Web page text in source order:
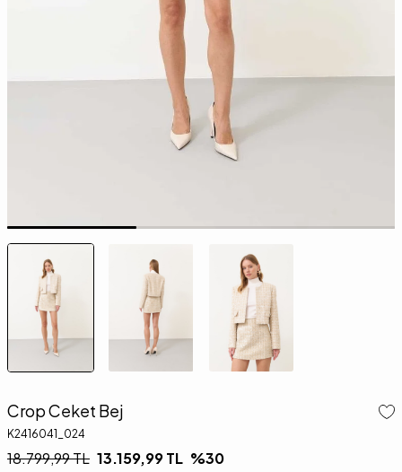
Crop Ceket Bej
K2416041_024
18.799,99TL 13.159,99TL %30